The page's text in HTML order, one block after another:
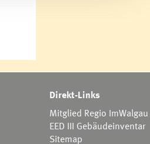
Direkt-Links
Mitglied Regio ImWalgau
EED III Gebäudeinventar
Sitemap